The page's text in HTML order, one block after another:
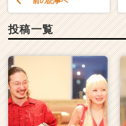
投稿一覧